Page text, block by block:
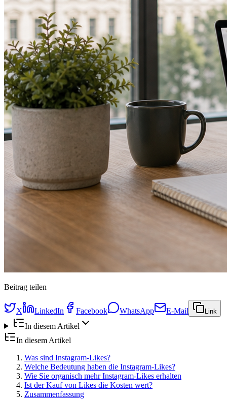
Beitrag teilen
X LinkedIn Facebook WhatsApp E-Mail Link
In diesem Artikel
In diesem Artikel
Was sind Instagram-Likes?
Welche Bedeutung haben die Instagram-Likes?
Wie Sie organisch mehr Instagram-Likes erhalten
Ist der Kauf von Likes die Kosten wert?
Zusammenfassung